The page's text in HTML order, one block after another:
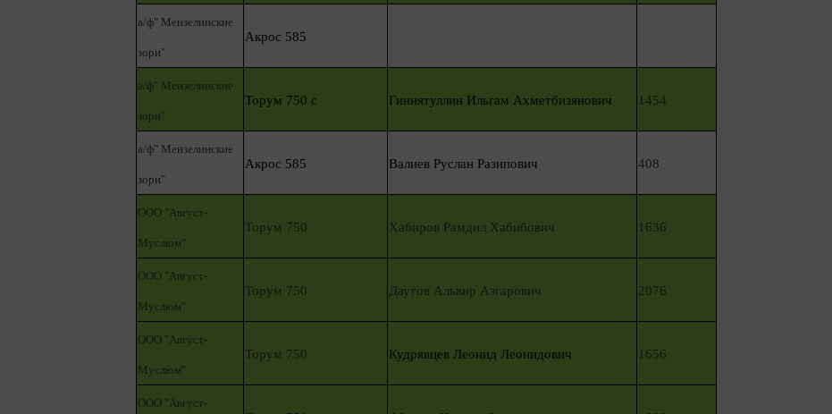
а/ф" Мензелинские
зори"
Акрос 585
а/ф" Мензелинские
зори"
Торум 750 с Гиниятуллин Ильгам Ахметбизянович 1454
а/ф" Мензелинские
зори"
Акрос 585 Валиев Руслан Разипович 408
ООО "Август-
Муслюм"
Торум 750 Хабиров Рамдил Хабибович 1636
ООО "Август-
Муслюм"
Торум 750 Даутов Альвир Азгарович 2076
ООО "Август-
Муслюм"
Торум 750 Кудрявцев Леонид Леонидович 1656
ООО "Август-